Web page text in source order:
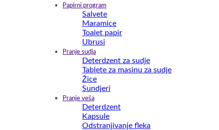
Papirni program
Salvete
Maramice
Toalet papir
Ubrusi
Pranje sudja
Deterdzent za sudje
Tablete za masinu za sudje
Žice
Sundjeri
Pranje veša
Deterdzent
Kapsule
Odstranjivanje fleka